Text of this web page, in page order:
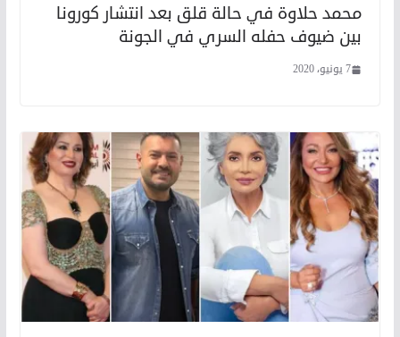
محمد حلاوة في حالة قلق بعد انتشار كورونا
بين ضيوف حفله السري في الجونة
7 يونيو، 2020